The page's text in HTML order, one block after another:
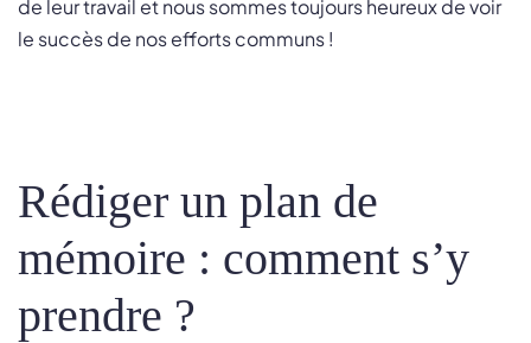
de leur travail et nous sommes toujours heureux de voir
le succès de nos efforts communs !
Rédiger un plan de
mémoire : comment s’y
prendre ?